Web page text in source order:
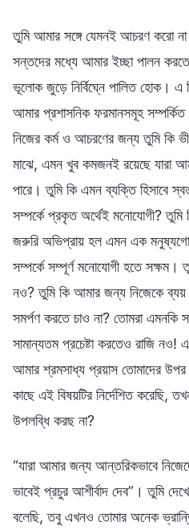
তুমি আমার সঙ্গে যেমনই আচরণ করো
সন্তদের মধ্যে আমার ইচ্ছা পালন
ভূলোক জুড়ে নির্বিঘ্নে পালিত হোক। এ
আমার প্রশাসনিক ফরমানসমূহ
নিজের কর্ম ও আচরণের জন্য তুমি কি
মাঝে, এমন খুব কমজনই রয়েছে যারা
পারে। তুমি কি এমন ব্যক্তি হিসাবে
সম্পর্কে প্রকৃত অর্থেই মনোযোগী? তুমি
জরুরি অভিপ্রায় হল এমন এক
সম্পর্কে সম্পূর্ণ মনোযোগী হতে
নও? তুমি কি আমার জন্য নিজেকে
সমর্পণ করতে চাও না? তোমরা এমনকি
সামান্যতম প্রচেষ্টা করতেও রাজি নও!
আমার শ্রমসাধ্য প্রয়াস তোমাদের
কাছে এই বিষয়টির নির্দেশিত করেছি,
উপলব্ধি করছ না?
“যারা আমার জন্য আন্তরিকভাবে
ভাবেই প্রচুর আশীর্বাদ দেব”। তুমি
বলেছি, তবু এখনও তোমার অনেক